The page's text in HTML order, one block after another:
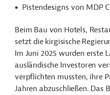
Pistendesigns von MDP
Beim Bau von Hotels,
setzt die kirgisische
Im Juni 2025 wurden erste
ausländische Investoren
verpflichten mussten, ihre
Jahren abzuschließen. Das